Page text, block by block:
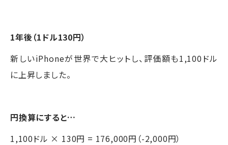
1年後（1ドル130円）
新しいiPhoneが世界で大ヒットし、評価額も1,100ドル
に上昇しました。
円換算にすると…
1,100ドル × 130円 = 176,000円（-2,000円）